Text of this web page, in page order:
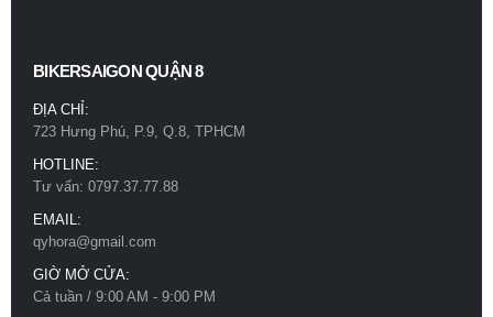
BIKERSAIGON QUẬN 8
ĐỊA CHỈ:
723 Hưng Phú, P.9, Q.8, TPHCM
HOTLINE:
Tư vấn: 0797.37.77.88
EMAIL:
qyhora@gmail.com
GIỜ MỞ CỬA:
Cả tuần / 9:00 AM - 9:00 PM